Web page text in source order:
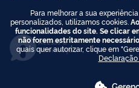
Acesso à
Informação
Para melhorar a sua
personalizados, utilizamos cookies.
funcionalidades do site. Se clicar
não forem estritamente
quais quer autorizar, clique em